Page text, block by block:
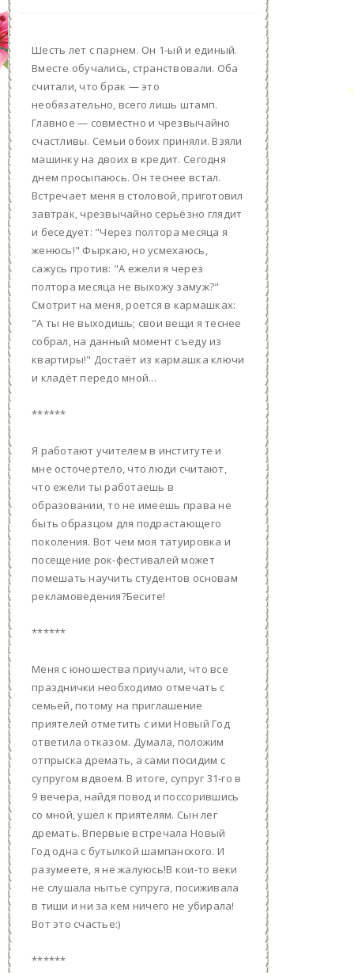
Шесть лет с парнем. Он 1-ый и единый.
Вместе обучались, странствовали. Оба
считали, что брак — это
необязательно, всего лишь штамп.
Главное — совместно и чрезвычайно
счастливы. Семьи обоих приняли. Взяли
машинку на двоих в кредит. Сегодня
днем просыпаюсь. Он теснее встал.
Встречает меня в столовой, приготовил
завтрак, чрезвычайно серьёзно глядит
и беседует: "Через полтора месяца я
женюсь!" Фыркаю, но усмехаюсь,
сажусь против: "А ежели я через
полтора месяца не выхожу замуж?"
Смотрит на меня, роется в кармашках:
"А ты не выходишь; свои вещи я теснее
собрал, на данный момент съеду из
квартиры!" Достаёт из кармашка ключи
и кладёт передо мной...
******
Я работают учителем в институте и
мне осточертело, что люди считают,
что ежели ты работаешь в
образовании, то не имеешь права не
быть образцом для подрастающего
поколения. Вот чем моя татуировка и
посещение рок-фестивалей может
помешать научить студентов основам
рекламоведения?Бесите!
******
Меня с юношества приучали, что все
празднички необходимо отмечать с
семьей, потому на приглашение
приятелей отметить с ими Новый Год
ответила отказом. Думала, положим
отпрыска дремать, а сами посидим с
супругом вдвоем. В итоге, супруг 31-го в
9 вечера, найдя повод и поссорившись
со мной, ушел к приятелям. Сын лег
дремать. Впервые встречала Новый
Год одна с бутылкой шампанского. И
разумеете, я не жалуюсь!В кои-то веки
не слушала нытье супруга, посиживала
в тиши и ни за кем ничего не убирала!
Вот это счастье:)
******